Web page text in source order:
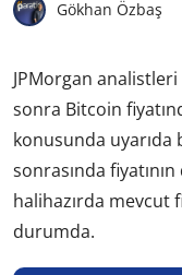
Gökhan Özbaş
JPMorgan
sonra Bitcoin
konusunda uyarıda
sonrasında
halihazırda mevcut
durumda.